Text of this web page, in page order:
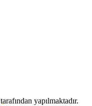
tarafından yapılmaktadır.